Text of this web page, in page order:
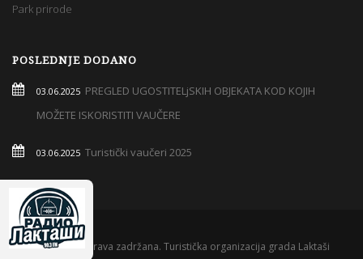
Park prirode
POSLEDNJE DODANO
03.06.2025 PREGLED UGOSTITELjSKIH OBJEKATA KOD KOJIH
MOŽETE ISKORISTITI VAUČERE
03.06.2025 Turistički vaučeri 2025
© 2019 Sva prava zadržana. Turistička organizacija grada Laktaši